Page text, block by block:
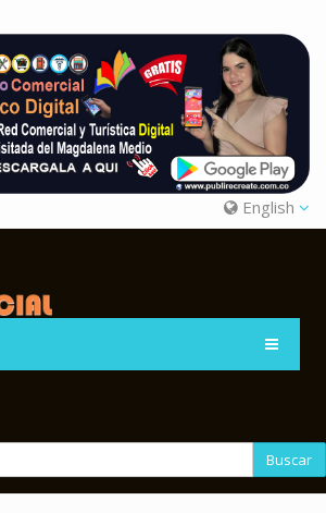
English
Buscar